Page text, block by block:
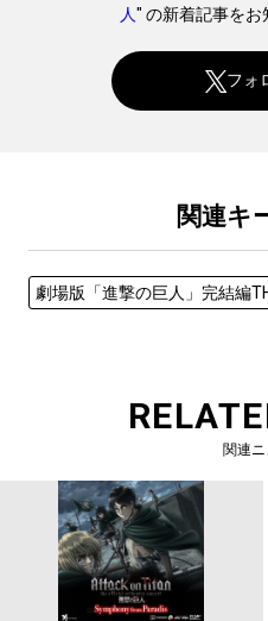
人" の新着記事をお
フォ
関連キ
劇場版「進撃の巨人」完結編
関連ニ